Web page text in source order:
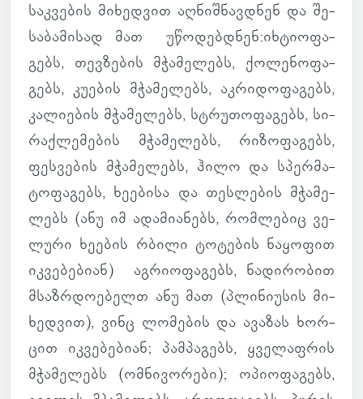
საკ­ვე­ბის მი­ხედ­ვით აღ­ნიშ­ნავ­დნენ და შე­
სა­ბა­მი­სად მათ უწო­დებ­დნენ:იხ­ტი­ო­ფა­
გებს, თევ­ზე­ბის მჭა­მე­ლებს, ქო­ლე­ნო­ფა­
გებს, კუ­ე­ბის მჭა­მე­ლებს, აკ­რი­დო­ფა­გებს,
კა­ლი­ე­ბის მჭა­მე­ლებს, სტრუ­თო­ფა­გებს, სი­
რაქ­ლე­მე­ბის მჭა­მე­ლებს, რი­ზო­ფა­გებს,
ფეს­ვე­ბის მჭა­მე­ლებს, ჰილო და სპერ­მა­
ტო­ფა­გებს, ხე­ე­ბისა და თეს­ლე­ბის მჭა­მე­
ლებს (ანუ იმ ადა­მი­ა­ნებს, რომ­ლე­ბიც ვე­
ლური ხე­ე­ბის რბილი ტო­ტე­ბის ნა­ყო­ფით
იკ­ვე­ბე­ბიან) აგ­რი­ო­ფა­გებს, ნა­დი­რო­ბით
მსაზ­რდო­ე­ბელთ ანუ მათ (პლი­ნი­უ­სის მი­
ხედ­ვით), ვინც ლო­მე­ბის და ავა­ზას ხორ­
ცით იკ­ვე­ბე­ბიან; პამ­პა­გებს, ყვე­ლაფ­რის
მჭა­მე­ლებს (ომ­ნი­ვო­რები); ოპი­ო­ფა­გებს,